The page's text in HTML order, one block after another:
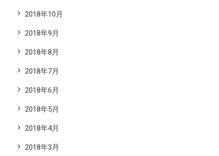
2018年10月
2018年9月
2018年8月
2018年7月
2018年6月
2018年5月
2018年4月
2018年3月